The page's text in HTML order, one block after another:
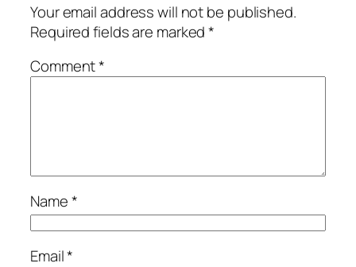
Your email address will not be published.
Required fields are marked*
Comment*
Name*
Email*